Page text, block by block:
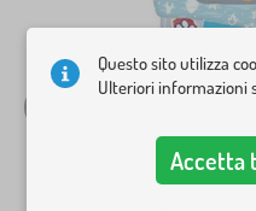
Questo sito utilizza
Ulteriori informazioni
Accetta